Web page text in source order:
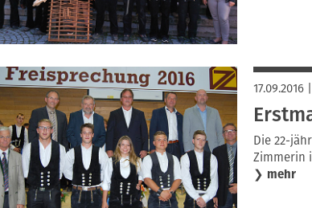
Interviews
Innung
17.09.2016|
Die 22-
Zimmerin
❯ mehr